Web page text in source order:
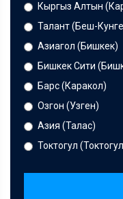
Кыргыз Алтын
Талант (Беш-
Азиагол (Бишкек)
Бишкек Сити
Барс (Каракол)
Озгон (Узген)
Азия (Талас)
Токтогул